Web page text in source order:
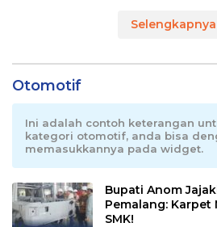
Selengkapnya
Otomotif
Ini adalah contoh keterangan
kategori otomotif, anda bisa
memasukkannya pada widget.
Bupati Anom
Pemalang: Karpet
SMK!